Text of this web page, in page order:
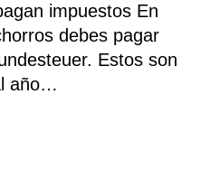
impuestos En
debes pagar
Estos son
año…